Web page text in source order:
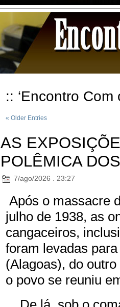
:: ‘Encontro Com
« Older Entries
AS
POLÊMICA
7/ago/2026 . 23:27
Após o massacre
julho de 1938, as
cangaceiros,
foram levadas
(Alagoas), do
o povo se reuniu